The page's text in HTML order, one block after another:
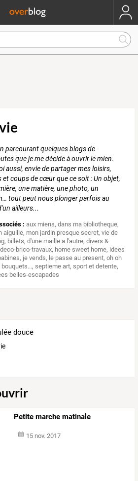
parcourant quelques blogs de
que je me décide à ouvrir le mien.
aussi, envie de partager mes loisirs,
et coups de cœur que ce soit : Un objet,
une matière, une photo, un
tout peut nous plonger parfois au
ailleurs...
: aux miens,dans ma bibliotheque,
aiguille, mon jardin presque secret,vie de
, billets,d'une maille a l'autre,divers &
deco-brico-travaux, home sweet home, idees
, je vends, le passe au present,oh oh
,septieme art,sport et detente,
belles-escapades
douce
Petite marche matinale
15 nov. 2017